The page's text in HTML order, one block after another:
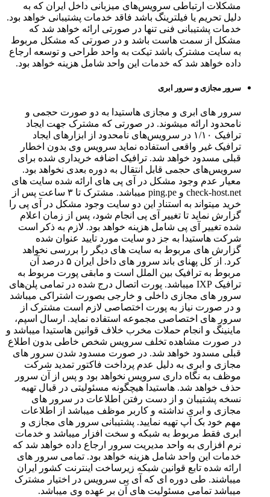
مشکلات ارتباطی سرویس‌های میزبانی داخل ایران که به
دلیل تحریم یا فیلترینگ باشد فاقد خدمات پشتیبانی خواهد بود.
خدمات پشتیبانی فنی تنها در صورتی ارائه خواهد شد که
مشکل از سمت هاست باشد و در صورتی که مشکل مربوط
به سایت مشترک باشد تیکت به واحد طراحی و توسعه ارجاع
داده خواهد شد که خدمات این واحد شامل هزینه خواهد بود.
سرور مجازی و سرور ابری
سرور های ابری و مجازی هاستیدا به دو صورت حجمی و
نامحدود ارائه میشوند. در صورتی که مشترک جهت ایجاد
ترافیک ۱/۱۰ در سرویس‌های نامحدود از ابزارهای ایجاد
ترافیک غیر واقعی استفاده نماید سرویس وی بدون اخطار
قبلی مسدود خواهد شد. ترافیک اضافه خریداری شده برای
سرویس‌های حجمی قابل انتقال به دوره بعدی نخواهد بود.
معیار عدم وجود مشکل در آی پی های ارائه شده سایت های
check-host.net و ping.pe میباشد. مشترک تا ۳ ساعت پس از
خرید میتواند به استناد این دو سایت وجود مشکل در آی پی را
گزارش نماید تا تغییر آی پی انجام شود، پس از زمان اعلام
شده تغییر آی پی شامل هزینه خواهد بود. لازم به ذکر است
شرکت هاستیدا به جز دو سایت مورد تایید عنوان شده
گزارش های مربوط به سایت های دیگر را بررسی نخواهد
کرد. از کل پهنای باند سرور های داخل ایران ۵ درصد آن
مربوط به ترافیک بین الملل است و مابقی پورت مربوط به
ترافیک IXP میباشد. پورت اتصال درج شده در تمامی پلن‌های
سرور های مجازی داخلی و خارجی بصورت اشتراکی میباشد
و در صورت نیاز به پورت اختصاصی لازم است مشترک از
سرور های اختصاصی مجموعه استفاده نماید. ارسال اسپم،
ماینینگ و انجام حملات مخرب خلاف قوانین هاستیدا میباشد و
در صورت مشاهده تخلف سرویس شخص خاطی بدون اطلاع
قبلی مسدود خواهد شد. در صورت مسدود شدن سرور های
مجازی و ابری به دلیل عدم پرداخت فاکتور تمدید شرکت
موظف به نگاه داری سرویس نخواهد بود و پس از آن سرور
حذف خواهد شد. هاستیدا هیچگونه مسئولیتی در قبال تهیه
نسخه پشتیبان و از دست رفتن اطلاعات در سرور های
مجازی و ابری نداشته و کاربر موظف میباشد از اطلاعات
مهم خود بک آپ تهیه نمایید. پشتیبانی سرور های مجازی و
ابری فقط مربوط به شبکه و سخت افزار میباشد و خدمات
نرم افزاری به واحد مدیریت سرور ارجاع داده خواهد شد که
خدمات این واحد شامل هزینه خواهد بود. تمامی سرور های
ارائه شده تابع قوانین شبکه زیرساخت اینترنت کشور ایران
میباشند. طی دوره ای که آی پی سرویس در اختیار مشترک
میباشد تمامی مسئولیت های آن بر عهده وی میباشد.